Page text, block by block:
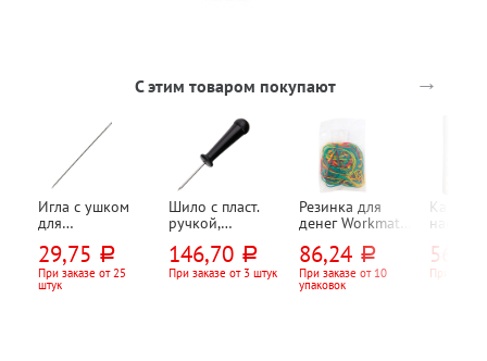
С этим товаром покупают →
Игла с ушком
для
работ Гамма,
125мм, металл,
N-271, диаметр
29,75 руб.
При заказе от 25
штук
Шило с пласт.
ручкой,
7см, диаметр 3
мм
146,70 руб.
При заказе от 3 штук
Резинка для
денег Workmate,
ассорти
86,24 руб.
При заказе от 10
упаковок
12-
При